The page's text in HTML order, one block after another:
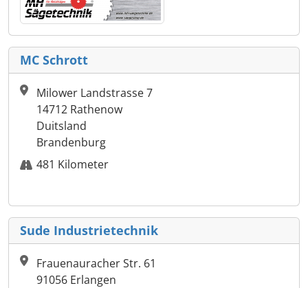
MC Schrott
Milower Landstrasse 7
14712 Rathenow
Duitsland
Brandenburg
481 Kilometer
Sude Industrietechnik
Frauenauracher Str. 61
91056 Erlangen